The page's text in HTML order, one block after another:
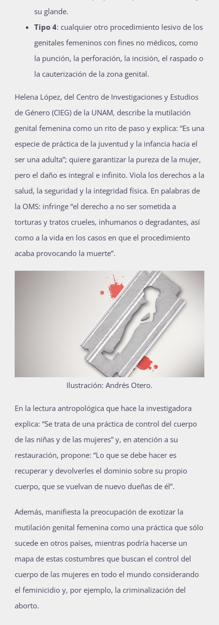
su glande.
Tipo 4: cualquier otro procedimiento lesivo de los
genitales femeninos con fines no médicos, como
la punción, la perforación, la incisión, el raspado o
la cauterización de la zona genital.
Helena López, del Centro de Investigaciones y Estudios
de Género (CIEG) de la UNAM, describe la mutilación
genital femenina como un rito de paso y explica: “Es una
especie de práctica de la juventud y la infancia hacia el
ser una adulta”; quiere garantizar la pureza de la mujer,
pero el daño es integral e infinito. Viola los derechos a la
salud, la seguridad y la integridad física. En palabras de
la OMS: infringe “el derecho a no ser sometida a
torturas y tratos crueles, inhumanos o degradantes, así
como a la vida en los casos en que el procedimiento
acaba provocando la muerte”.
Ilustración: Andrés Otero.
En la lectura antropológica que hace la investigadora
explica: “Se trata de una práctica de control del cuerpo
de las niñas y de las mujeres” y, en atención a su
restauración, propone: “Lo que se debe hacer es
recuperar y devolverles el dominio sobre su propio
cuerpo, que se vuelvan de nuevo dueñas de él”.
Además, manifiesta la preocupación de exotizar la
mutilación genital femenina como una práctica que sólo
sucede en otros países, mientras podría hacerse un
mapa de estas costumbres que buscan el control del
cuerpo de las mujeres en todo el mundo considerando
el feminicidio y, por ejemplo, la criminalización del
aborto.